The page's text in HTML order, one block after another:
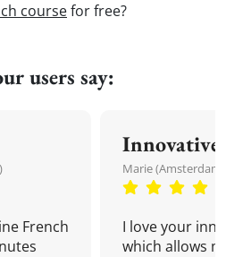
coursefor free?
users say:
French
Innovative
Marie
I love your
which allows